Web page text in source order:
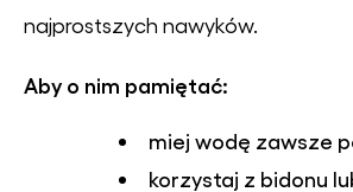
najprostszych nawyków.
Aby o nim pamiętać:
miej wodę zawsze
korzystaj z bidonu